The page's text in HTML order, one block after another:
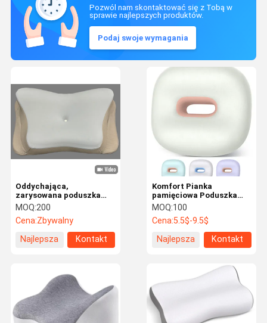
Pozwól nam skontaktować się z Tobą w
sprawie najlepszych produktów.
Podaj swoje wymagania
Komfort Pianka
pamięciowa Poduszka
kolanowa Oddychające,
nietoksyczne poduszki
pod nogami
MOQ:100
Cena:5.5$-9.5$
Najlepsza
Kontakt
Oddychająca,
zarysowana poduszka
ortopedyczna szyjkowa
Łatwe czyszczenie z
osłoną poduszki
MOQ:200
Cena:Zbywalny
Najlepsza
Kontakt